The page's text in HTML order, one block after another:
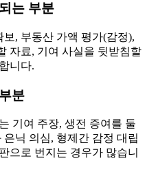
는 부분
, 부동산 가액 평가(감정),
자료, 기여 사실을 뒷받침할
니다.
분
기여 주장, 생전 증여를 둘
닉 의심, 형제간 감정 대립
으로 번지는 경우가 많습니